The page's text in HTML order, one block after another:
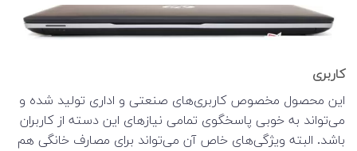
کاربری
این محصول مخصوص کاربری‌های صنعتی و اداری تولید شده و
می‌تواند به خوبی پاسخگوی تمامی نیاز‌‌های این دسته از کاربران
باشد. البته ویژگی‌های خاص آن می‌تواند برای مصارف خانگی هم